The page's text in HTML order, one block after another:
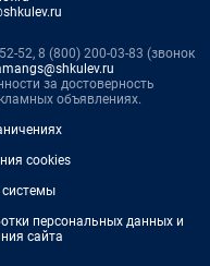
52, 8 (800) 200-03-83 (звонок
за достоверность
объявлениях.
cookies
персональных данных и
сайта